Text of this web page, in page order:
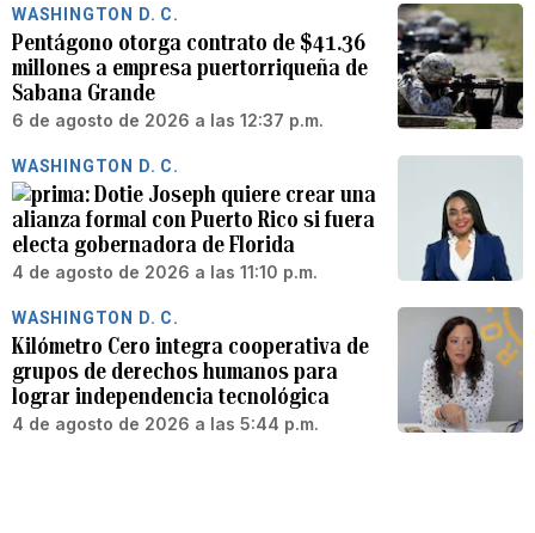
WASHINGTON D. C.
Pentágono otorga contrato de $41.36
millones a empresa puertorriqueña de
Sabana Grande
6 de agosto de 2026 a las 12:37 p.m.
WASHINGTON D. C.
Dotie Joseph quiere crear una
alianza formal con Puerto Rico si fuera
electa gobernadora de Florida
4 de agosto de 2026 a las 11:10 p.m.
WASHINGTON D. C.
Kilómetro Cero integra cooperativa de
grupos de derechos humanos para
lograr independencia tecnológica
4 de agosto de 2026 a las 5:44 p.m.